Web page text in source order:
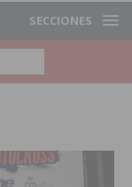
SECCIONES